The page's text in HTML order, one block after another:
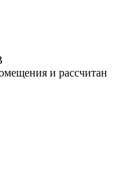
и рассчитан